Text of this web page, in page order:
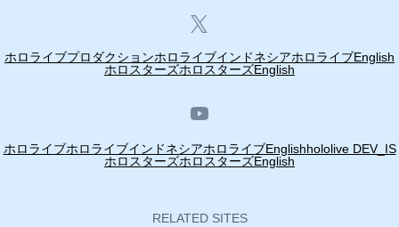
ホロライブプロダクションホロライブインドネシアホロライブEnglish
ホロスターズホロスターズEnglish
ホロライブホロライブインドネシアホロライブEnglishhololive DEV_IS
ホロスターズホロスターズEnglish
RELATED SITES